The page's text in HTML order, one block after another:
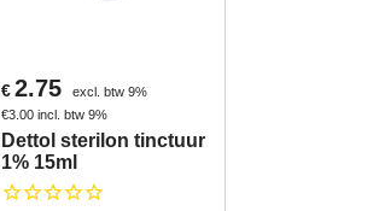
€2.75
excl. btw 9%
€3.00 incl. btw 9%
Dettol sterilon tinctuur
1% 15ml